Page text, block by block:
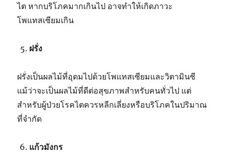
ไต หากบริโภคมากเกินไป อาจทำให้เกิดภาวะ
โพแทสเซียมเกิน
ฝรั่ง
ฝรั่งเป็นผลไม้ที่อุดมไปด้วยโพแทสเซียมและวิตามินซี
แม้ว่าจะเป็นผลไม้ที่ดีต่อสุขภาพสำหรับคนทั่วไป แต่
สำหรับผู้ป่วยโรคไตควรหลีกเลี่ยงหรือบริโภคในปริมาณ
ที่จำกัด
แก้วมังกร